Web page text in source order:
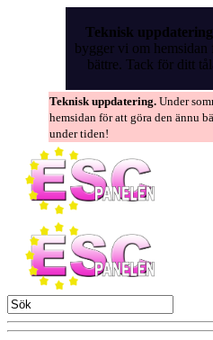
Teknisk
bygger vi om hemsidan
bättre. Tack för ditt
Teknisk uppdatering. Under
hemsidan för att göra den ännu
under tiden!